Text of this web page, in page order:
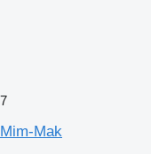
7
Mim-Mak